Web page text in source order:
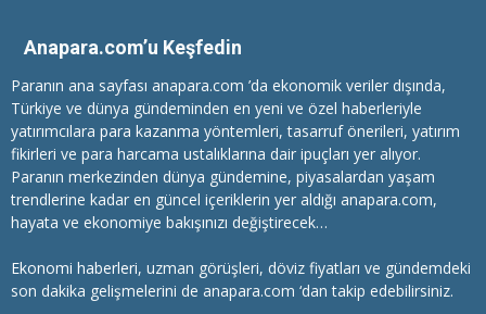
Anapara.com’u Keşfedin
Paranın ana sayfası anapara.com ’da ekonomik veriler dışında,
Türkiye ve dünya gündeminden en yeni ve özel haberleriyle
yatırımcılara para kazanma yöntemleri, tasarruf önerileri, yatırım
fikirleri ve para harcama ustalıklarına dair ipuçları yer alıyor.
Paranın merkezinden dünya gündemine, piyasalardan yaşam
trendlerine kadar en güncel içeriklerin yer aldığı anapara.com,
hayata ve ekonomiye bakışınızı değiştirecek…
Ekonomi haberleri, uzman görüşleri, döviz fiyatları ve gündemdeki
son dakika gelişmelerini de anapara.com ‘dan takip edebilirsiniz.